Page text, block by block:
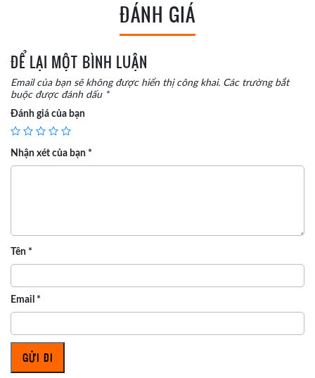
ĐÁNH GIÁ
ĐỂ LẠI MỘT BÌNH LUẬN
Email của bạn sẽ không được hiển thị công khai. Các trường bắt
buộc được đánh dấu *
Đánh giá của bạn
Nhận xét của bạn *
Tên *
Email *